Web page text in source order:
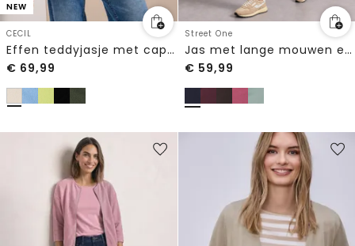
NEW
CECIL
Effen teddyjasje met capuchon
€ 69,99
Street One
Jas met lange mouwen en een korter model
€ 59,99